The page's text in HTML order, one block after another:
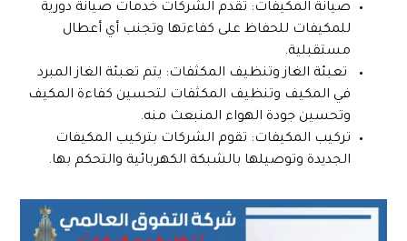
صيانة المكيفات: تقدم الشركات خدمات صيانة دورية
للمكيفات للحفاظ على كفاءتها وتجنب أي أعطال
مستقبلية.
تعبئة الغاز وتنظيف المكثفات: يتم تعبئة الغاز المبرد
في المكيف وتنظيف المكثفات لتحسين كفاءة المكيف
وتحسين جودة الهواء المنبعث منه.
تركيب المكيفات: تقوم الشركات بتركيب المكيفات
الجديدة وتوصيلها بالشبكة الكهربائية والتحكم بها.